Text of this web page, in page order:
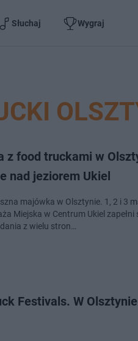
Słuchaj Wygraj
z food truckami w
nad jeziorem Ukiel
majówka w Olsztynie. 1, 2 i 3
Miejska w Centrum Ukiel
z wielu stron…
Festivals. W